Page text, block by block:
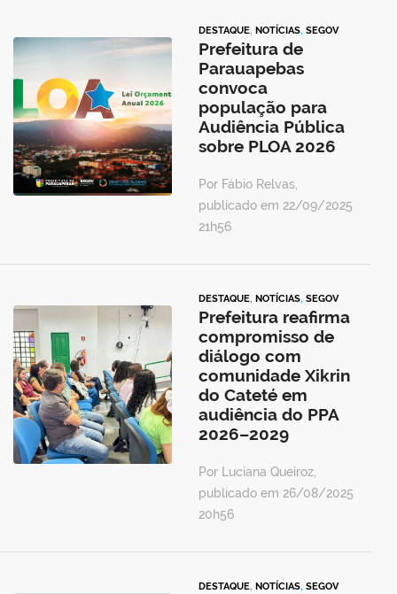
DESTAQUE, NOTÍCIAS, SEGOV
Prefeitura de
Parauapebas
convoca
população para
Audiência Pública
sobre PLOA 2026
Por Fábio Relvas,
publicado em 22/09/2025
21h56
DESTAQUE, NOTÍCIAS, SEGOV
Prefeitura reafirma
compromisso de
diálogo com
comunidade Xikrin
do Cateté em
audiência do PPA
2026–2029
Por Luciana Queiroz,
publicado em 26/08/2025
20h56
DESTAQUE, NOTÍCIAS, SEGOV